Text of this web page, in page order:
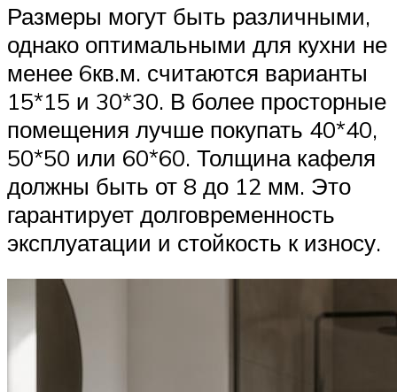
Размеры могут быть различными,
однако оптимальными для кухни не
менее 6кв.м. считаются варианты
15*15 и 30*30. В более просторные
помещения лучше покупать 40*40,
50*50 или 60*60. Толщина кафеля
должны быть от 8 до 12 мм. Это
гарантирует долговременность
эксплуатации и стойкость к износу.